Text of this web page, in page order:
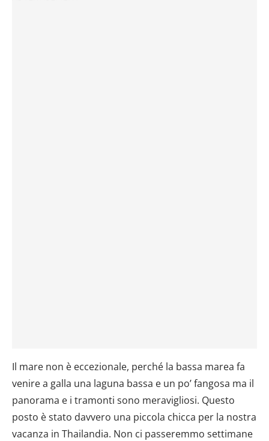
Il mare non è eccezionale, perché la bassa marea fa
venire a galla una laguna bassa e un po’ fangosa ma il
panorama e i tramonti sono meravigliosi. Questo
posto è stato davvero una piccola chicca per la nostra
vacanza in Thailandia. Non ci passeremmo settimane